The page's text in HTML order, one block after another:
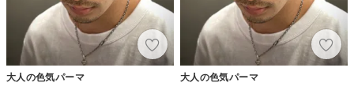
大人の色気パーマ 大人の色気パーマ